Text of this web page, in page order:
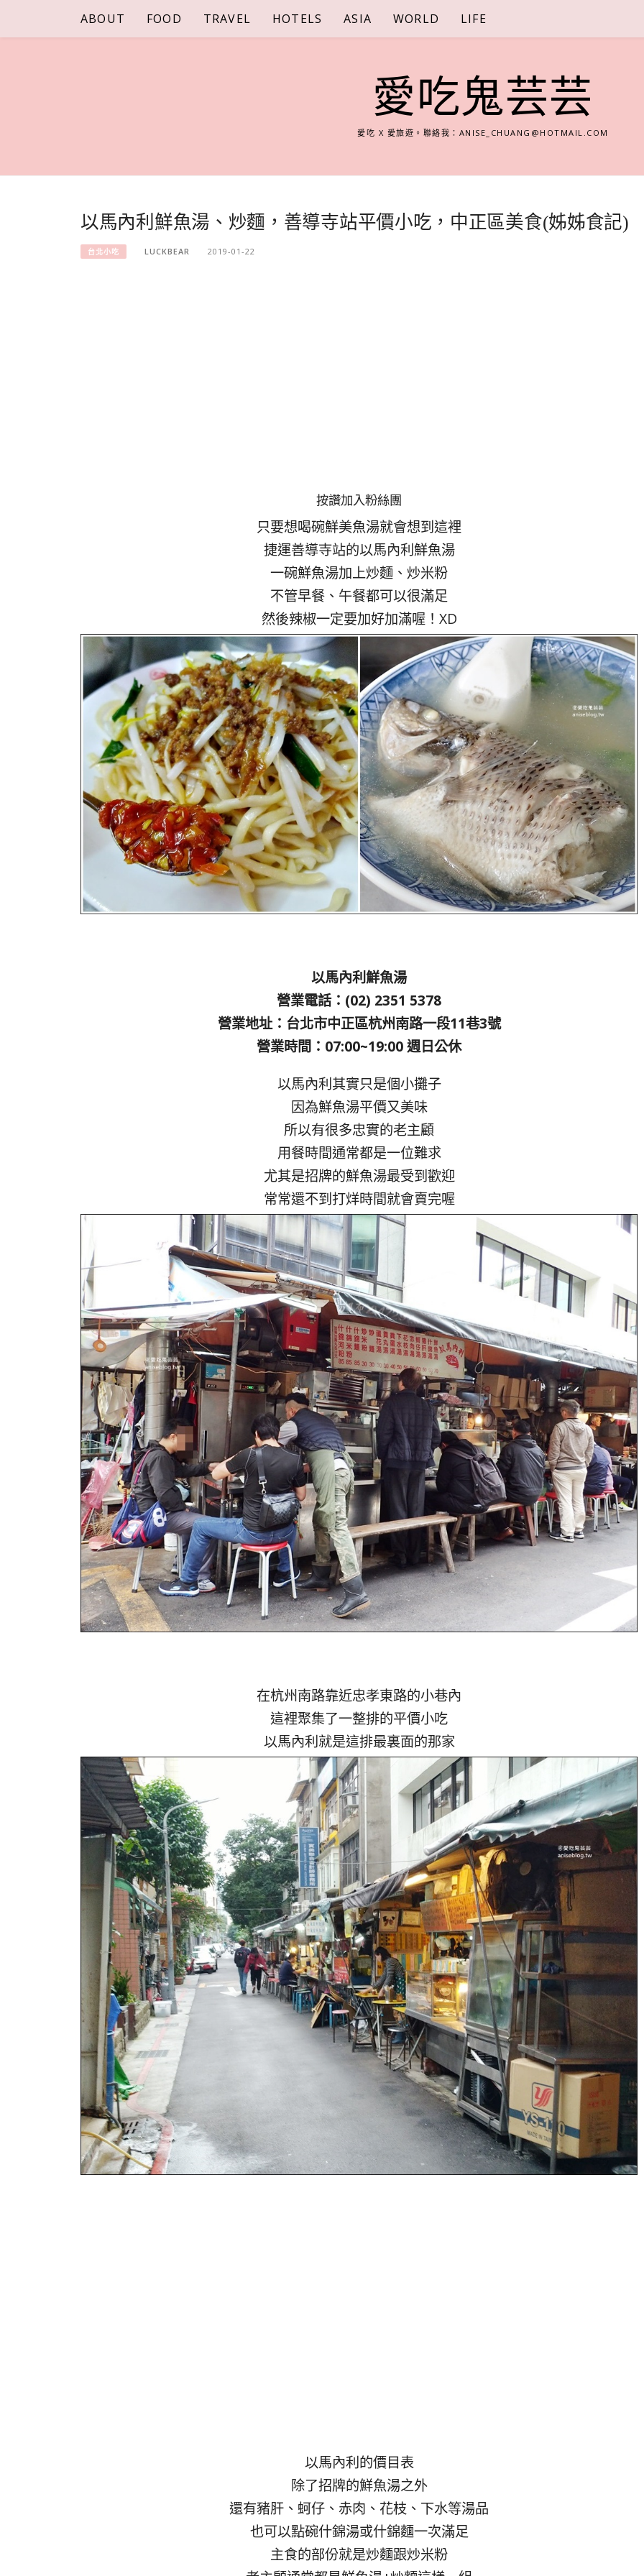
content
ABOUT FOOD TRAVEL HOTELS ASIA WORLD LIFE
愛吃鬼芸芸
愛吃 X 愛旅遊。聯絡我： ANISE_CHUANG@HOTMAIL.COM
以馬內利鮮魚湯、炒麵，善導寺站平價小吃，中正區美食(姊姊食記)
台北小吃 LUCKBEAR 2019-01-22
按讚加入粉絲團
只要想喝碗鮮美魚湯就會想到這裡
捷運善導寺站的以馬內利鮮魚湯
一碗鮮魚湯加上炒麵、炒米粉
不管早餐、午餐都可以很滿足
然後辣椒一定要加好加滿喔！XD
以馬內利鮮魚湯
營業電話：(02) 2351 5378
營業地址：台北市中正區杭州南路一段11巷3號
營業時間：07:00~19:00 週日公休
以馬內利其實只是個小攤子
因為鮮魚湯平價又美味
所以有很多忠實的老主顧
用餐時間通常都是一位難求
尤其是招牌的鮮魚湯最受到歡迎
常常還不到打烊時間就會賣完喔
在杭州南路靠近忠孝東路的小巷內
這裡聚集了一整排的平價小吃
以馬內利就是這排最裏面的那家
以馬內利的價目表
除了招牌的鮮魚湯之外
還有豬肝、蚵仔、赤肉、花枝、下水等湯品
也可以點碗什錦湯或什錦麵一次滿足
主食的部份就是炒麵跟炒米粉